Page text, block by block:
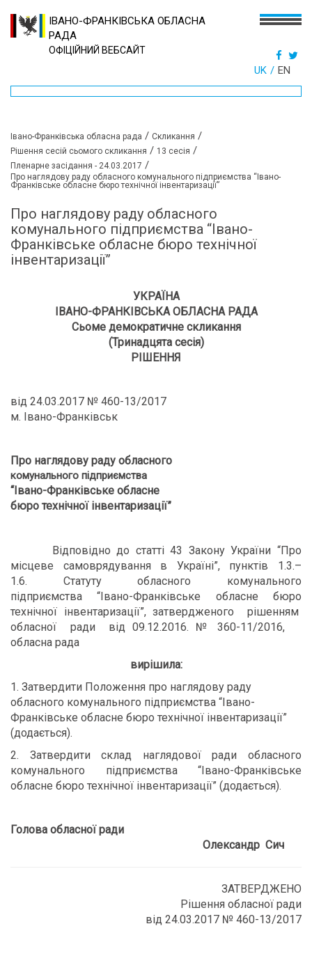
ІВАНО-ФРАНКІВСЬКА ОБЛАСНА
РАДА
ОФІЦІЙНИЙ ВЕБСАЙТ
UK EN
Івано-Франківська обласна рада / Скликання /
Рішення сесій сьомого скликання / 13 сесія /
Пленарне засідання - 24.03.2017 /
Про наглядову раду обласного комунального підприємства “Івано-
Франківське обласне бюро технічної інвентаризації”
Про наглядову раду обласного
комунального підприємства “Івано-
Франківське обласне бюро технічної
інвентаризації”
УКРАЇНА
ІВАНО-ФРАНКІВСЬКА ОБЛАСНА РАДА
Сьоме демократичне скликання
(Тринадцята сесія)
РІШЕННЯ
від 24.03.2017 № 460-13/2017
м. Івано-Франківськ
Про наглядову раду обласного
комунального підприємства
“Івано-Франківське обласне
бюро технічної інвентаризації”
Відповідно до статті 43 Закону України “Про
місцеве самоврядування в Україні”, пунктів 1.3.–
1.6. Статуту обласного комунального
підприємства “Івано-Франківське обласне бюро
технічної інвентаризації”, затвердженого рішенням
обласної ради від 09.12.2016. № 360-11/2016,
обласна рада
вирішила:
1. Затвердити Положення про наглядову раду
обласного комунального підприємства “Івано-
Франківське обласне бюро технічної інвентаризації”
(додається).
2. Затвердити склад наглядової ради обласного
комунального підприємства “Івано-Франківське
обласне бюро технічної інвентаризації” (додається).
Голова обласної ради
Олександр Сич
ЗАТВЕРДЖЕНО
Рішення обласної ради
від ­­­­­24.03.2017 № 460-13/2017